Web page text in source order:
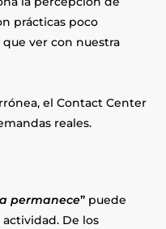
prácticas poco
ver con nuestra
el Contact Center
reales.
permanece” puede
De los